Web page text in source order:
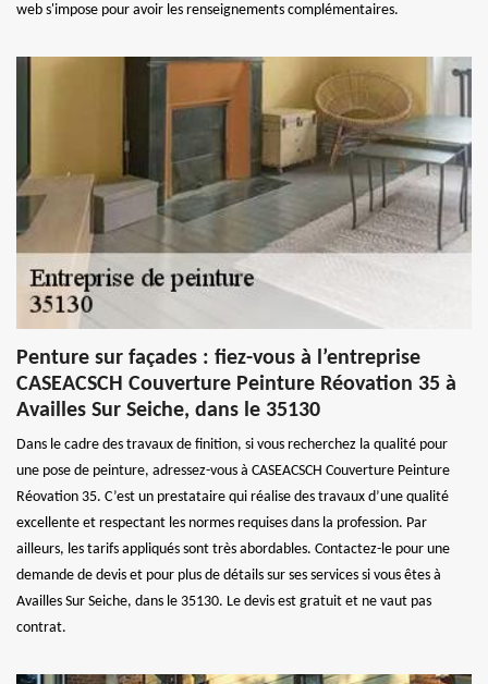
web s'impose pour avoir les renseignements complémentaires.
Penture sur façades : fiez-vous à l’entreprise
CASEACSCH Couverture Peinture Réovation 35 à
Availles Sur Seiche, dans le 35130
Dans le cadre des travaux de finition, si vous recherchez la qualité pour
une pose de peinture, adressez-vous à CASEACSCH Couverture Peinture
Réovation 35. C’est un prestataire qui réalise des travaux d’une qualité
excellente et respectant les normes requises dans la profession. Par
ailleurs, les tarifs appliqués sont très abordables. Contactez-le pour une
demande de devis et pour plus de détails sur ses services si vous êtes à
Availles Sur Seiche, dans le 35130. Le devis est gratuit et ne vaut pas
contrat.